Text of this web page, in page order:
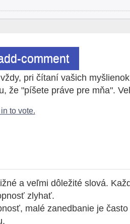
comment
pri čítaní vašich
že "píšete práve pre mňa".
to vote.
a veľmi dôležité slová.
zlyhať.
malé zanedbanie je